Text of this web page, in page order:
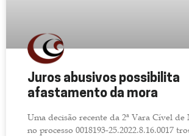
Juros abusivos possibilita
afastamento da mora
Uma decisão recente da 2ª Vara Cível de
no processo 0018193-25.2022.8.16.0017